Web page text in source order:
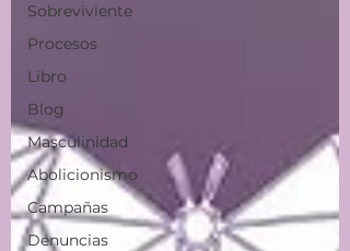
Sobreviviente
Procesos
Libro
Blog
Masculinidad
Abolicionismo
Campañas
Denuncias